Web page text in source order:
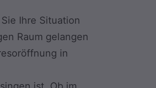
Ihre Situation
Raum gelangen
in